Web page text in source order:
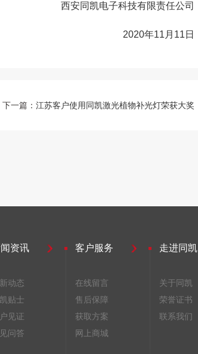
西安同凯电子科技有限责任公司
2020年11月11日
下一篇： 江苏客户使用同凯激光植物补光灯荣获大奖
资讯
动态
贴士
见证
问答
客户服务
在线留言
售后保障
获取方案
网上商城
走进同凯
关于同凯
荣誉证书
联系我们